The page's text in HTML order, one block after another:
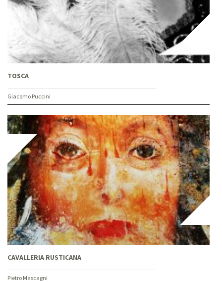
TOSCA
Giacomo Puccini
CAVALLERIA RUSTICANA
Pietro Mascagni